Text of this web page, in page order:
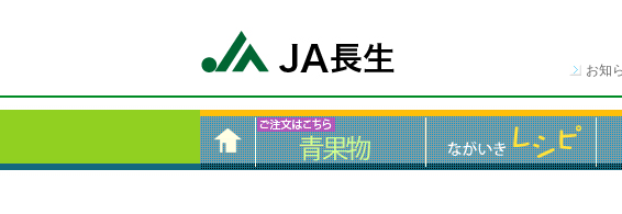
お知